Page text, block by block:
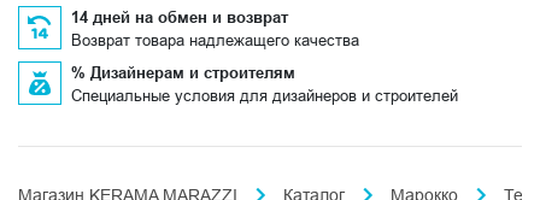
14 дней на обмен и возврат
Возврат товара надлежащего качества
% Дизайнерам и строителям
Специальные условия для дизайнеров и строителей
Магазин KERAMA MARAZZI Каталог Марокко